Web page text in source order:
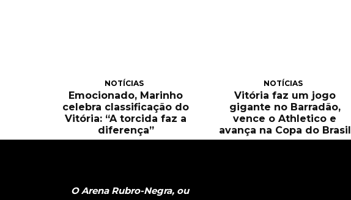
NOTÍCIAS
Emocionado, Marinho
celebra classificação do
Vitória: “A torcida faz a
diferença”
NOTÍCIAS
Vitória faz um jogo
gigante no Barradão,
vence o Athletico e
avança na Copa do Brasil
O Arena Rubro-Negra, ou